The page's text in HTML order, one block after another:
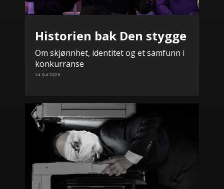
Historien bak Den stygge
Om skjønnhet, identitet og et samfunn i
konkurranse
14.04.2026